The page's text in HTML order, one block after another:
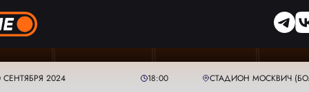
СЕНТЯБРЯ 2024 18:00 СТАДИОН МОСКВИЧ